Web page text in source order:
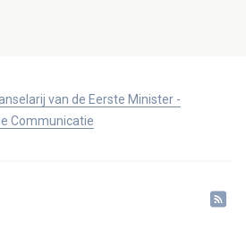
van de Eerste Minister -
Communicatie